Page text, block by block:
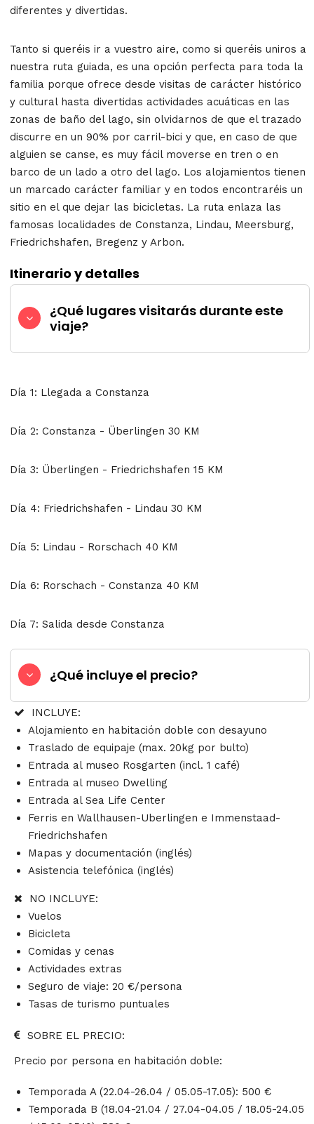
diferentes y divertidas.
Tanto si queréis ir a vuestro aire, como si queréis uniros a
nuestra ruta guiada, es una opción perfecta para toda la
familia porque ofrece desde visitas de carácter histórico
y cultural hasta divertidas actividades acuáticas en las
zonas de baño del lago, sin olvidarnos de que el trazado
discurre en un 90% por carril-bici y que, en caso de que
alguien se canse, es muy fácil moverse en tren o en
barco de un lado a otro del lago. Los alojamientos tienen
un marcado carácter familiar y en todos encontraréis un
sitio en el que dejar las bicicletas. La ruta enlaza las
famosas localidades de Constanza, Lindau, Meersburg,
Friedrichshafen, Bregenz y Arbon.
Itinerario y detalles
¿Qué lugares visitarás durante este
viaje?
Día 1: Llegada a Constanza
Día 2: Constanza - Überlingen 30 KM
Día 3: Überlingen - Friedrichshafen 15 KM
Día 4: Friedrichshafen - Lindau 30 KM
Día 5: Lindau - Rorschach 40 KM
Día 6: Rorschach - Constanza 40 KM
Día 7: Salida desde Constanza
¿Qué incluye el precio?
INCLUYE:
Alojamiento en habitación doble con desayuno
Traslado de equipaje (max. 20kg por bulto)
Entrada al museo Rosgarten (incl. 1 café)
Entrada al museo Dwelling
Entrada al Sea Life Center
Ferris en Wallhausen-Uberlingen e Immenstaad-
Friedrichshafen
Mapas y documentación (inglés)
Asistencia telefónica (inglés)
NO INCLUYE:
Vuelos
Bicicleta
Comidas y cenas
Actividades extras
Seguro de viaje: 20 €/persona
Tasas de turismo puntuales
SOBRE EL PRECIO:
Precio por persona en habitación doble:
Temporada A (22.04-26.04 / 05.05-17.05): 500 €
Temporada B (18.04-21.04 / 27.04-04.05 / 18.05-24.05